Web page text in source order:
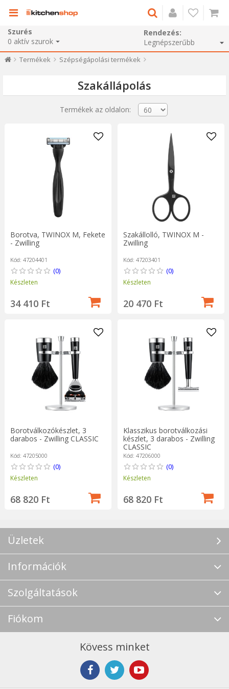
Szurés
0 aktív szurok
Rendezés:
Termékek Szépségápolási termékek
Szakállápolás
Termékek az oldalon:
Borotva, TWINOX M, Fekete
- Zwilling
Kód: 47204401
(0)
Készleten
34 410 Ft
Szakállolló, TWINOX M -
Zwilling
Kód: 47203401
(0)
Készleten
20 470 Ft
Borotválkozókészlet, 3
darabos - Zwilling CLASSIC
Kód: 47205000
(0)
Készleten
68 820 Ft
Klasszikus borotválkozási
készlet, 3 darabos - Zwilling
CLASSIC
Kód: 47206000
(0)
Készleten
68 820 Ft
Üzletek
Információk
Szolgáltatások
Fiókom
Kövess minket